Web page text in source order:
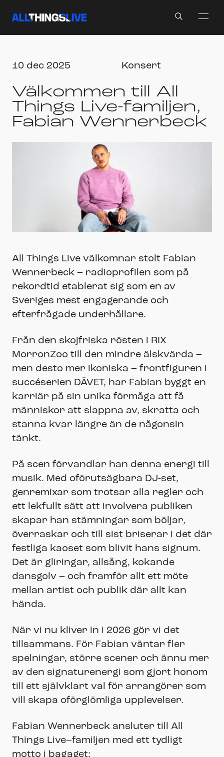
10 dec 2025 Konsert
Välkommen till All
Things Live-familjen,
Fabian Wennerbeck
All Things Live välkomnar stolt Fabian
Wennerbeck – radioprofilen som på
rekordtid etablerat sig som en av
Sveriges mest engagerande och
efterfrågade underhållare.
Från den skojfriska rösten i RIX
MorronZoo till den mindre älskvärda –
men desto mer ikoniska – frontfiguren i
succéserien DÄVET, har Fabian byggt en
karriär på sin unika förmåga att få
människor att slappna av, skratta och
stanna kvar längre än de någonsin
tänkt.
På scen förvandlar han denna energi till
musik. Med oförutsägbara DJ-set,
genremixar som trotsar alla regler och
ett lekfullt sätt att involvera publiken
skapar han stämningar som böljar,
överraskar och till sist briserar i det där
festliga kaoset som blivit hans signum.
Det är gliringar, allsång, kokande
dansgolv – och framför allt ett möte
mellan artist och publik där allt kan
hända.
När vi nu kliver in i 2026 gör vi det
tillsammans. För Fabian väntar fler
spelningar, större scener och ännu mer
av den signaturenergi som gjort honom
till ett självklart val för arrangörer som
vill skapa oförglömliga upplevelser.
Fabian Wennerbeck ansluter till All
Things Live–familjen med ett tydligt
motto i bagaget: